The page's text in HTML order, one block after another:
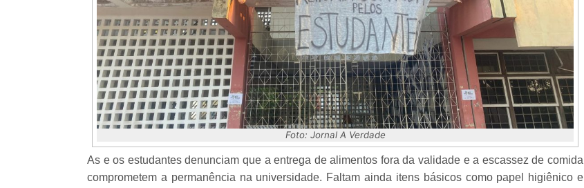
Foto: Jornal A Verdade
As e os estudantes denunciam que a entrega de alimentos fora da validade e a escassez de comida
comprometem a permanência na universidade. Faltam ainda itens básicos como papel higiênico e